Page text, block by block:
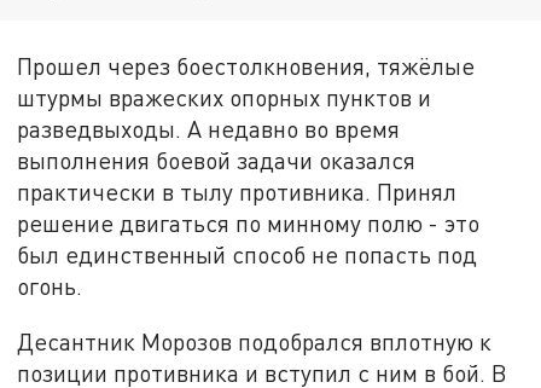
Прошел через боестолкновения, тяжёлые
штурмы вражеских опорных пунктов и
разведвыходы. А недавно во время
выполнения боевой задачи оказался
практически в тылу противника. Принял
решение двигаться по минному полю - это
был единственный способ не попасть под
огонь.
Десантник Морозов подобрался вплотную к
позиции противника и вступил с ним в бой. В